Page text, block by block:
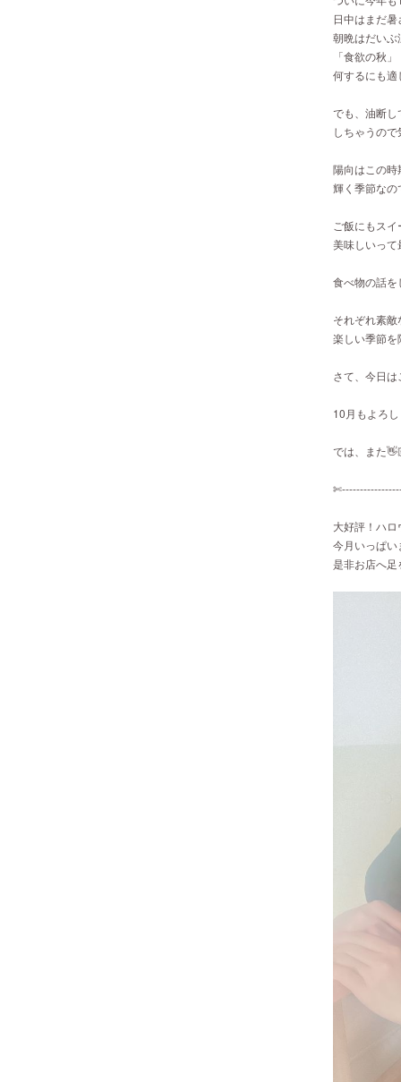
日中はまだ
朝晩はだいぶ
「食欲の秋
何するにも適
でも、油断し
しちゃうの
陽向はこの
輝く季節なの
ご飯にもス
美味しいっ
食べ物の話
それぞれ素
楽しい季節を
さて、今日は
10月もよろし
では、また
大好評！ハ
今月いっぱ
是非お店へ足